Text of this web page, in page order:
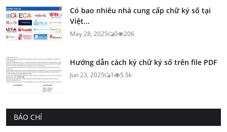
Có bao nhiêu nhà cung cấp chữ ký số tại
Việt...
May 28, 2025 0 206
Hướng dẫn cách ký chữ ký số trên file PDF
Jun 23, 2025 1 5.5k
BÁO CHÍ